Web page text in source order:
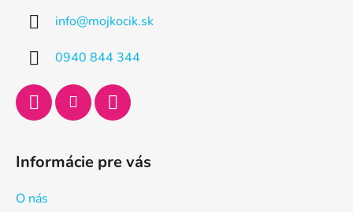
info@mojkocik.sk
0940 844 344
Informácie pre vás
O nás